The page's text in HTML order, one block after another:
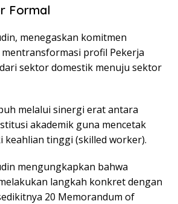
Formal
menegaskan komitmen
profil Pekerja
sektor domestik menuju sektor
melalui sinergi erat antara
akademik guna mencetak
keahlian tinggi (skilled worker).
mengungkapkan bahwa
langkah konkret dengan
20 Memorandum of